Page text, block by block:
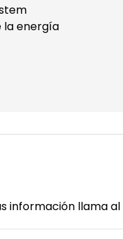
la energía
información llama al